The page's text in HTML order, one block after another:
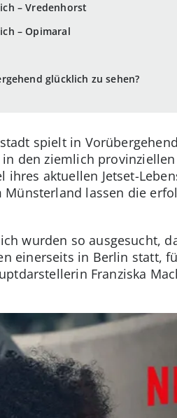
– Vredenhorst
– Opimaral
glücklich zu sehen?
spielt in
den ziemlich
aktuellen Jetset-
lassen die
wurden so ausgesucht,
einerseits in Berlin statt,
Franziska